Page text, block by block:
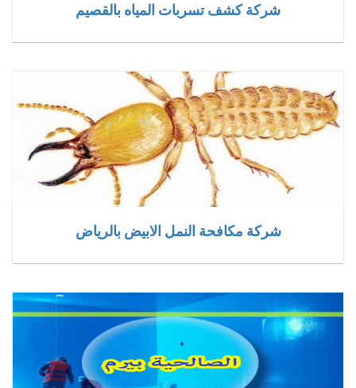
شركة كشف تسربات المياه بالقصيم
شركة مكافحة النمل الابيض بالرياض